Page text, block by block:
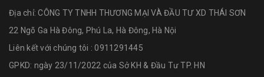
Địa chỉ:CÔNG TY TNHH THƯƠNG MẠI VÀ ĐẦU TƯ XD THÁI SƠN
22 Ngõ Ga Hà Đông, Phú La, Hà Đông, Hà Nội
Liên kết với chúng tôi : 0911291445
GPKD: ngày 23/11/2022 của Sở KH & Đầu Tư TP. HN